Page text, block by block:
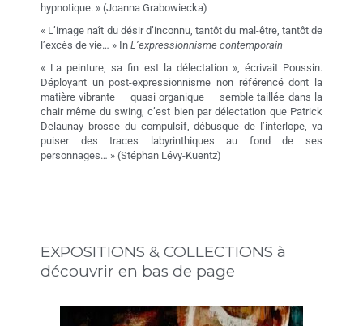
hypnotique. » (Joanna Grabowiecka)
« L’image naît du désir d’inconnu, tantôt du mal-être, tantôt de
l’excès de vie… » In L’expressionnisme contemporain
« La peinture, sa fin est la délectation », écrivait Poussin.
Déployant un post-expressionnisme non référencé dont la
matière vibrante — quasi organique — semble taillée dans la
chair même du swing, c’est bien par délectation que Patrick
Delaunay brosse du compulsif, débusque de l’interlope, va
puiser des traces labyrinthiques au fond de ses
personnages… » (Stéphan Lévy-Kuentz)
EXPOSITIONS & COLLECTIONS à
découvrir en bas de page